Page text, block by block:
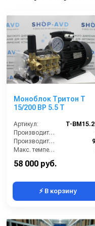
Моноблок Тритон T
15/200 BP 5.5 T
Артикул:
T-
Производительность (л/мин):
Производительность (л/ч):
Макс. температура воды на входе (°C):
Обороты двигателя (об/мин):
58 000 руб.
⚡ В корзину